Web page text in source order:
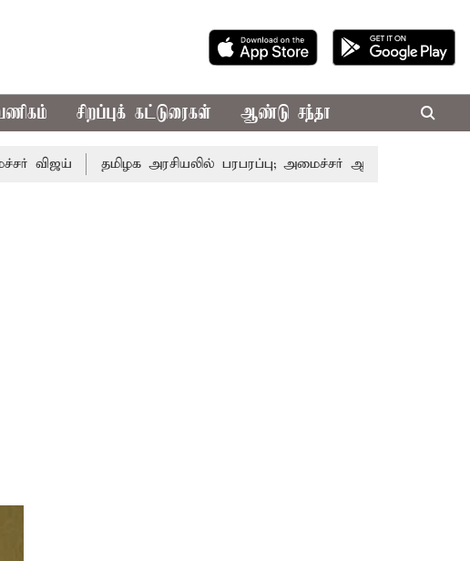
சிறப்புக் கட்டுரைகள் ஆண்டு சந்தா
தமிழக அரசியலில் பரபரப்பு; அமைச்சர் ஆனந்த் உடன் சி.வி.